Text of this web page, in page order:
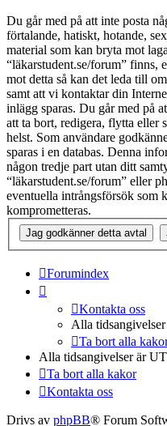
Du går med på att inte posta
förtalande, hatiskt, hotande,
material som kan bryta mot
“läkarstudent.se/forum” finns,
mot detta så kan det leda till
samt att vi kontaktar din
inlägg sparas. Du går med på
att ta bort, redigera, flytta eller
helst. Som användare
sparas i en databas. Denna
någon tredje part utan ditt
“läkarstudent.se/forum” eller
eventuella intrångsförsök som
komprometteras.
Forumindex
Kontakta oss
Alla
Ta bort alla
Alla tidsangivelser är
Ta bort alla kakor
Kontakta oss
Drivs av phpBB® Forum